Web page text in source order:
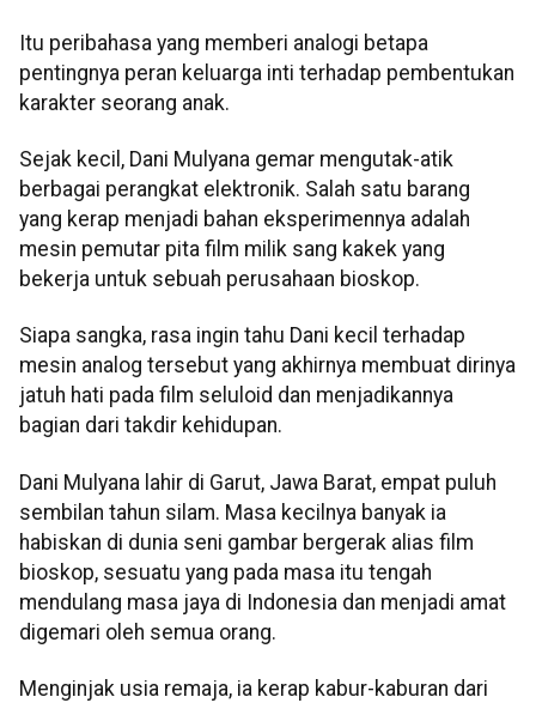
Itu peribahasa yang memberi analogi betapa
pentingnya peran keluarga inti terhadap pembentukan
karakter seorang anak.
Sejak kecil, Dani Mulyana gemar mengutak-atik
berbagai perangkat elektronik. Salah satu barang
yang kerap menjadi bahan eksperimennya adalah
mesin pemutar pita film milik sang kakek yang
bekerja untuk sebuah perusahaan bioskop.
Siapa sangka, rasa ingin tahu Dani kecil terhadap
mesin analog tersebut yang akhirnya membuat dirinya
jatuh hati pada film seluloid dan menjadikannya
bagian dari takdir kehidupan.
Dani Mulyana lahir di Garut, Jawa Barat, empat puluh
sembilan tahun silam. Masa kecilnya banyak ia
habiskan di dunia seni gambar bergerak alias film
bioskop, sesuatu yang pada masa itu tengah
mendulang masa jaya di Indonesia dan menjadi amat
digemari oleh semua orang.
Menginjak usia remaja, ia kerap kabur-kaburan dari